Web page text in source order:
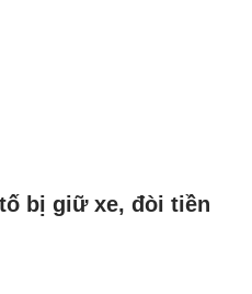
bị giữ xe, đòi tiền